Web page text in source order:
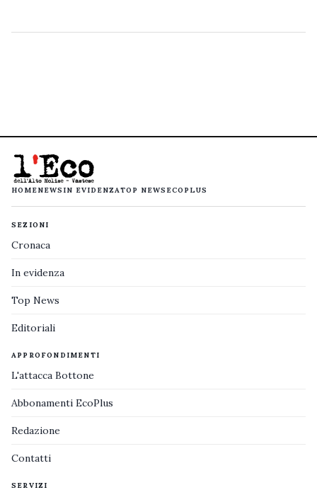
HOMENEWS IN EVIDENZATOP NEWS ECOPLUS
SEZIONI
Cronaca
In evidenza
Top News
Editoriali
APPROFONDIMENTI
L'attacca Bottone
Abbonamenti EcoPlus
Redazione
Contatti
SERVIZI